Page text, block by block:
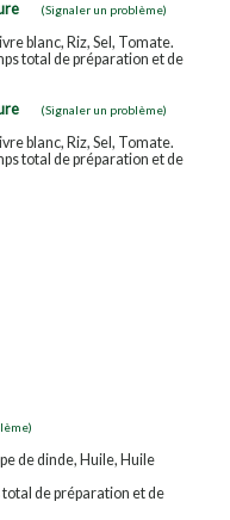
(Signaler un problème)
blanc, Riz, Sel, Tomate.
total de préparation et de
(Signaler un problème)
blanc, Riz, Sel, Tomate.
total de préparation et de
de dinde, Huile, Huile
de préparation et de